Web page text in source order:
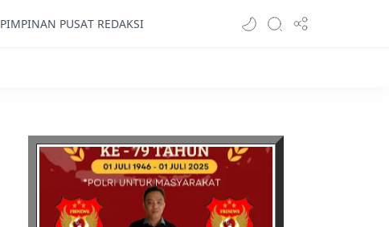
PIMPINAN PUSAT REDAKSI